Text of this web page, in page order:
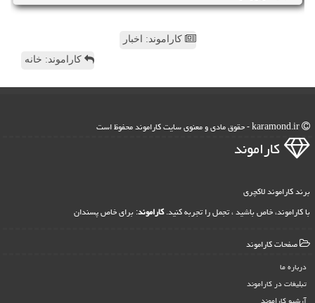
کاراموند: اخبار
کاراموند: خانه
كاراموند
برند کاراموند لاکچری
با کاراموند، خاص باشید ، تجمل را تجربه کنید.کاراموند: برای خاص پسندان
صفحات كاراموند
درباره ما
تبلیغات در كاراموند